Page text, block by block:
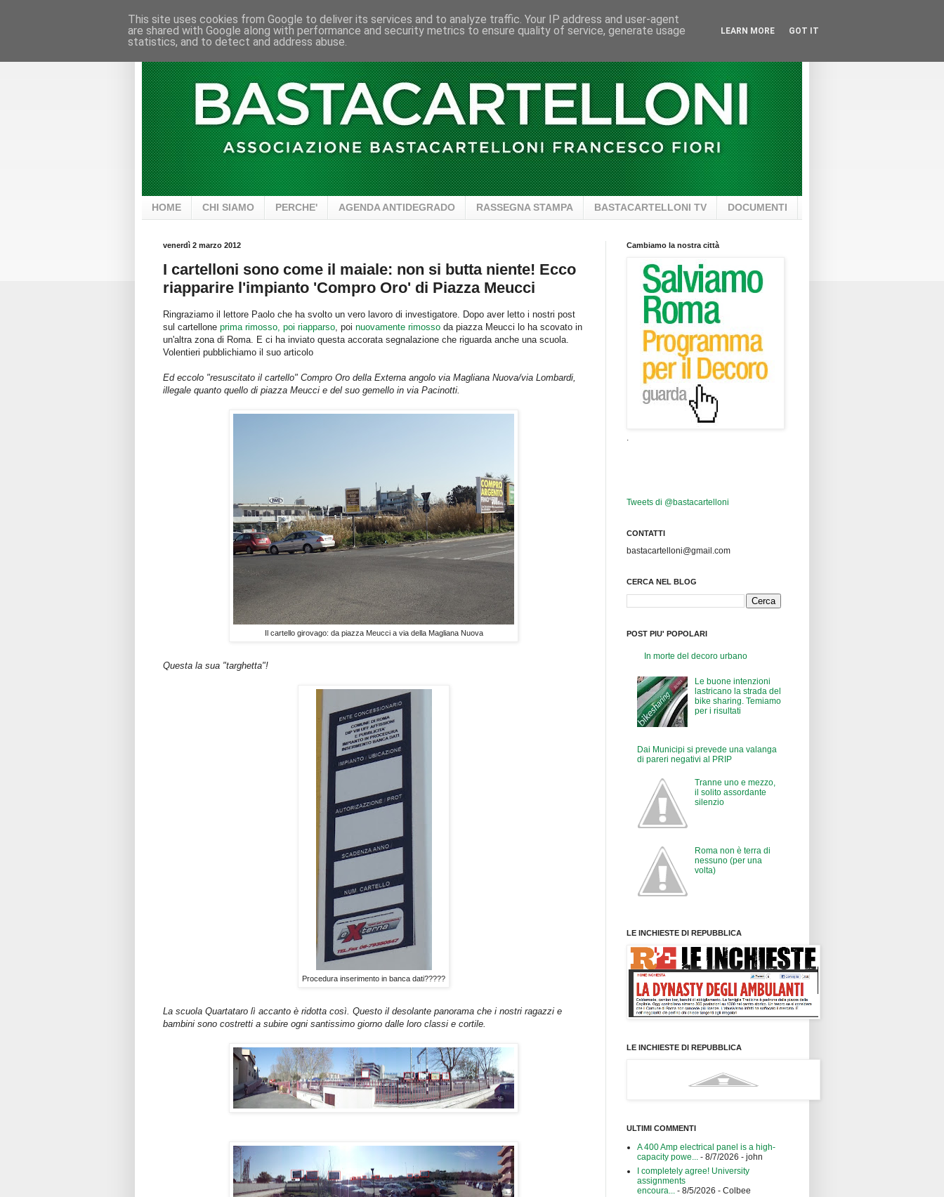
HOME CHI SIAMO PERCHE' AGENDA ANTIDEGRADO RASSEGNA STAMPA BASTACARTELLONI TV DOCUMENTI
venerdì 2 marzo 2012
I cartelloni sono come il maiale: non si butta niente! Ecco
riapparire l'impianto 'Compro Oro' di Piazza Meucci
Ringraziamo il lettore Paolo che ha svolto un vero lavoro di investigatore. Dopo aver letto i nostri post
sul cartellone prima rimosso, poi riapparso, poi nuovamente rimosso da piazza Meucci lo ha scovato in
un'altra zona di Roma. E ci ha inviato questa accorata segnalazione che riguarda anche una scuola.
Volentieri pubblichiamo il suo articolo
Ed eccolo "resuscitato il cartello" Compro Oro della Externa angolo via Magliana Nuova/via Lombardi,
illegale quanto quello di piazza Meucci e del suo gemello in via Pacinotti.
Il cartello girovago: da piazza Meucci a via della Magliana Nuova
Questa la sua "targhetta"!
Procedura inserimento in banca dati?????
La scuola Quartataro lì accanto è ridotta così. Questo il desolante panorama che i nostri ragazzi e
bambini sono costretti a subire ogni santissimo giorno dalle loro classi e cortile.
Cambiamo la nostra città
Tweets di @bastacartelloni
CONTATTI
bastacartelloni@gmail.com
CERCA NEL BLOG
POST PIU' POPOLARI
In morte del decoro urbano
Le buone intenzioni
lastricano la strada del
bike sharing. Temiamo
per i risultati
Dai Municipi si prevede una valanga
di pareri negativi al PRIP
Tranne uno e mezzo,
il solito assordante
silenzio
Roma non è terra di
nessuno (per una
volta)
LE INCHIESTE DI REPUBBLICA
LE INCHIESTE DI REPUBBLICA
ULTIMI COMMENTI
A 400 Amp electrical panel is a high-
capacity powe... - 8/7/2026 - john
I completely agree! University
assignments
encoura... - 8/5/2026 - Colbee
This site uses cookies from Google to deliver its services and to analyze traffic. Your IP address and user-agent
are shared with Google along with performance and security metrics to ensure quality of service, generate usage
statistics, and to detect and address abuse.
LEARN MORE GOT IT